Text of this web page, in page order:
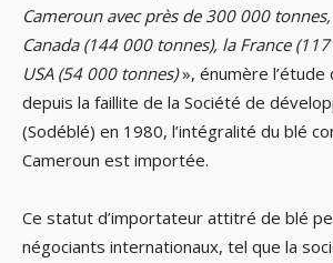
Cameroun avec près de 300 000
Canada (144 000 tonnes), la France
USA (54 000 tonnes)», énumère l’étude
depuis la faillite de la Société de
(Sodéblé) en 1980, l’intégralité du blé
Cameroun est importée.
Ce statut d’importateur attitré de blé
négociants internationaux, tel que la